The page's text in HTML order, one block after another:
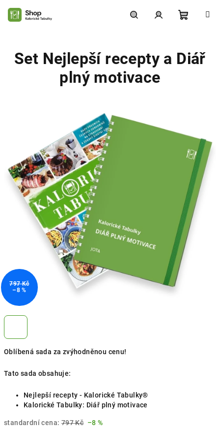
obsah
košík
Oblíbená sada za zvýhodněnou cenu!
Tato sada obsahuje:
Nejlepší recepty - Kalorické Tabulky®
Kalorické Tabulky: Diář plný motivace
standardní cena: 797 Kč –8 %
Set Nejlepší recepty a Diář
plný motivace
797 Kč
–8 %